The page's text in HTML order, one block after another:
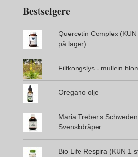
Bestselgere
Quercetin Complex
på lager)
Filtkongslys - mullein
Oregano olje
Maria Trebens
Svenskdråper
Bio Life Respira (KUN 1